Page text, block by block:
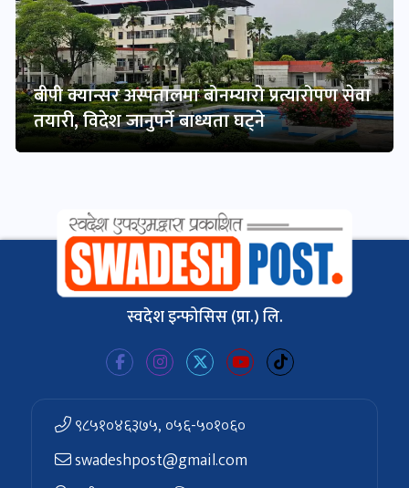
बीपी क्यान्सर अस्पतालमा बोनम्यारो प्रत्यारोपण सेवा
तयारी, विदेश जानुपर्ने बाध्यता घट्ने
स्वदेश इन्फोसिस (प्रा.) लि.
९८५१०४६३७५, ०५६-५०१०६०
swadeshpost@gmail.com